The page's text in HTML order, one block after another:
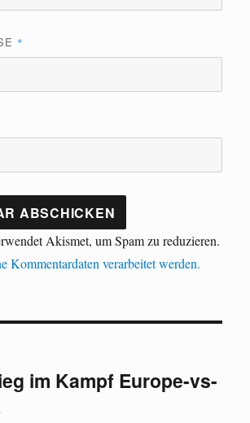
*
Akismet, um Spam zu reduzieren.
Kommentardaten verarbeitet werden.
im Kampf Europe-vs-